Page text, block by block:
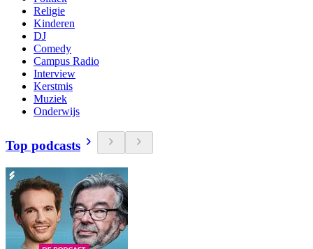
Religie
Kinderen
DJ
Comedy
Campus Radio
Interview
Kerstmis
Muziek
Onderwijs
Top podcasts